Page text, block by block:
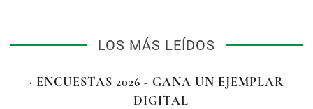
LOS MÁS LEÍDOS
· ENCUESTAS 2026 - GANA UN EJEMPLAR
DIGITAL